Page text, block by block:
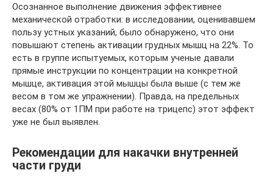
Осознанное выполнение движения эффективнее
механической отработки: в исследовании, оценивавшем
пользу устных указаний, было обнаружено, что они
повышают степень активации грудных мышц на 22%. То
есть в группе испытуемых, которым ученые давали
прямые инструкции по концентрации на конкретной
мышце, активация этой мышцы была выше (с тем же
весом в том же упражнении). Правда, на предельных
весах (80% от 1ПМ при работе на трицепс) этот эффект
уже не был выявлен.
Рекомендации для накачки внутренней
части груди